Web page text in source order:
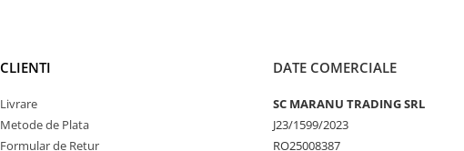
CLIENTI
Livrare
Metode de Plata
Formular de Retur
DATE COMERCIALE
SC MARANU TRADING SRL
J23/1599/2023
RO25008387